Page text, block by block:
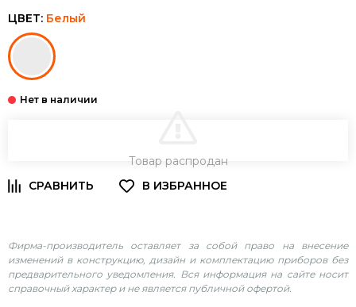
ЦВЕТ: Белый
Товар распродан
Фирма-производитель оставляет за собой право на внесение
изменений в конструкцию, дизайн и комплектацию приборов без
предварительного уведомления. Вся информация на сайте носит
справочный характер и не является публичной офертой.